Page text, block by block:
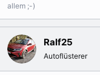
allem ;-)
Ralf25
Autoflüsterer